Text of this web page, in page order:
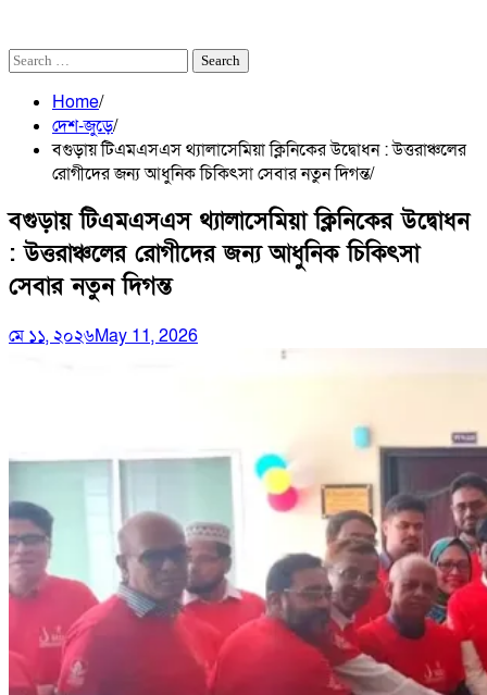
Search
Home
দেশ-জুড়ে
বগুড়ায় টিএমএসএস থ্যালাসেমিয়া ক্লিনিকের উদ্বোধন : উত্তরাঞ্চলের
রোগীদের জন্য আধুনিক চিকিৎসা সেবার নতুন দিগন্ত
বগুড়ায় টিএমএসএস থ্যালাসেমিয়া ক্লিনিকের উদ্বোধন
: উত্তরাঞ্চলের রোগীদের জন্য আধুনিক চিকিৎসা
সেবার নতুন দিগন্ত
মে ১১, ২০২৬May 11, 2026